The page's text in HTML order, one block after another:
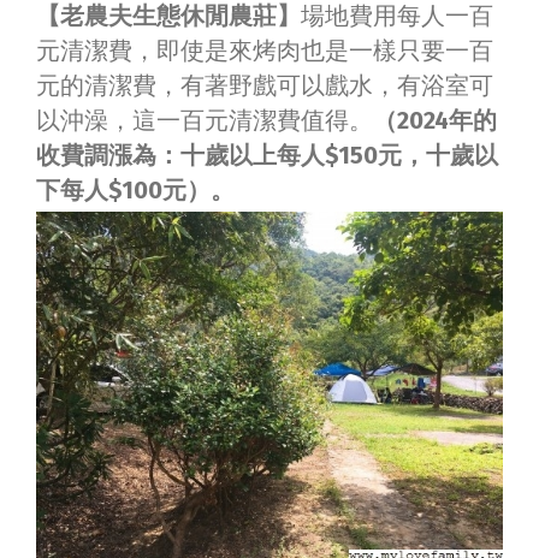
【老農夫生態休閒農莊】 場地費用每人一百
元清潔費，即使是來烤肉也是一樣只要一百
元的清潔費，有著野戲可以戲水，有浴室可
以沖澡，這一百元清潔費值得。
（2024年的
收費調漲為：十歲以上每人$150元，十歲以
下每人$100元）。